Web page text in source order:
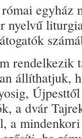
egyház
nyelvű
rendelkezik
állíthatjuk,
a dvár
a